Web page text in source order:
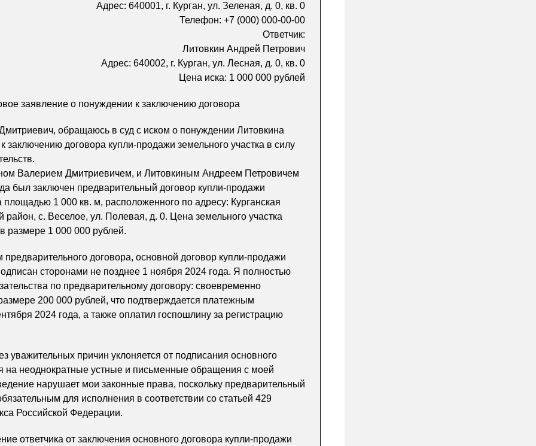
Адрес: 640001, г. Курган, ул. Зеленая, д. 0, кв. 0
Телефон: +7 (000) 000-00-00
Ответчик:
Литовкин Андрей Петрович
Адрес: 640002, г. Курган, ул. Лесная, д. 0, кв. 0
Цена иска: 1 000 000 рублей
заявление о понуждении к заключению договора
обращаюсь в суд с иском о понуждении Литовкина
заключению договора купли-продажи земельного участка в силу
Валерием Дмитриевичем, и Литовкиным Андреем Петровичем
был заключен предварительный договор купли-продажи
площадью 1 000 кв. м, расположенного по адресу: Курганская
район, с. Веселое, ул. Полевая, д. 0. Цена земельного участка
размере 1 000 000 рублей.
договора, основной договор купли-продажи
сторонами не позднее 1 ноября 2024 года. Я полностью
по предварительному договору: своевременно
200 000 рублей, что подтверждается платежным
2024 года, а также оплатил госпошлину за регистрацию
уважительных причин уклоняется от подписания основного
на неоднократные устные и письменные обращения с моей
нарушает мои законные права, поскольку предварительный
для исполнения в соответствии со статьей 429
Российской Федерации.
ответчика от заключения основного договора купли-продажи